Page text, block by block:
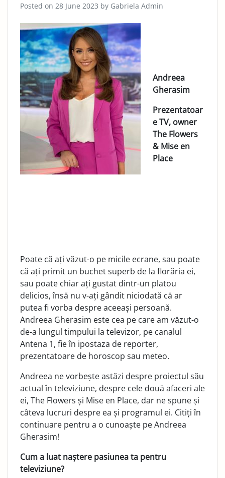
Posted on 28 June 2023 by Gabriela Admin
Andreea
Gherasim
Prezentatoar
e TV, owner
The Flowers
& Mise en
Place
Poate că ați văzut-o pe micile ecrane, sau poate
că ați primit un buchet superb de la florăria ei,
sau poate chiar ați gustat dintr-un platou
delicios, însă nu v-ați gândit niciodată că ar
putea fi vorba despre aceeași persoană.
Andreea Gherasim este cea pe care am văzut-o
de-a lungul timpului la televizor, pe canalul
Antena 1, fie în ipostaza de reporter,
prezentatoare de horoscop sau meteo.
Andreea ne vorbește astăzi despre proiectul său
actual în televiziune, despre cele două afaceri ale
ei, The Flowers și Mise en Place, dar ne spune și
câteva lucruri despre ea și programul ei. Citiți în
continuare pentru a o cunoaște pe Andreea
Gherasim!
Cum a luat naștere pasiunea ta pentru
televiziune?